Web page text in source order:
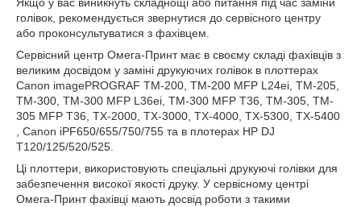
голівок, рекомендується звернутися до сервісного центру
або проконсультуватися з фахівцем.
Сервісний центр Омега-Принт має в своєму складі фахівців з
великим досвідом у заміні друкуючих голівок в плоттерах
Canon imagePROGRAF TM-200, TM-200 MFP L24ei, TM-205,
TM-300, TM-300 MFP L36ei, TM-300 MFP T36, TM-305, TM-
305 MFP T36, TX-2000, TX-3000, TX-4000, TX-5300, TX-5400
, Canon iPF650/655/750/755 та в плотерах HP DJ
T120/125/520/525.
Ці плоттери, використовують спеціальні друкуючі голівки для
забезпечення високої якості друку. У сервісному центрі
Омега-Принт фахівці мають досвід роботи з такими